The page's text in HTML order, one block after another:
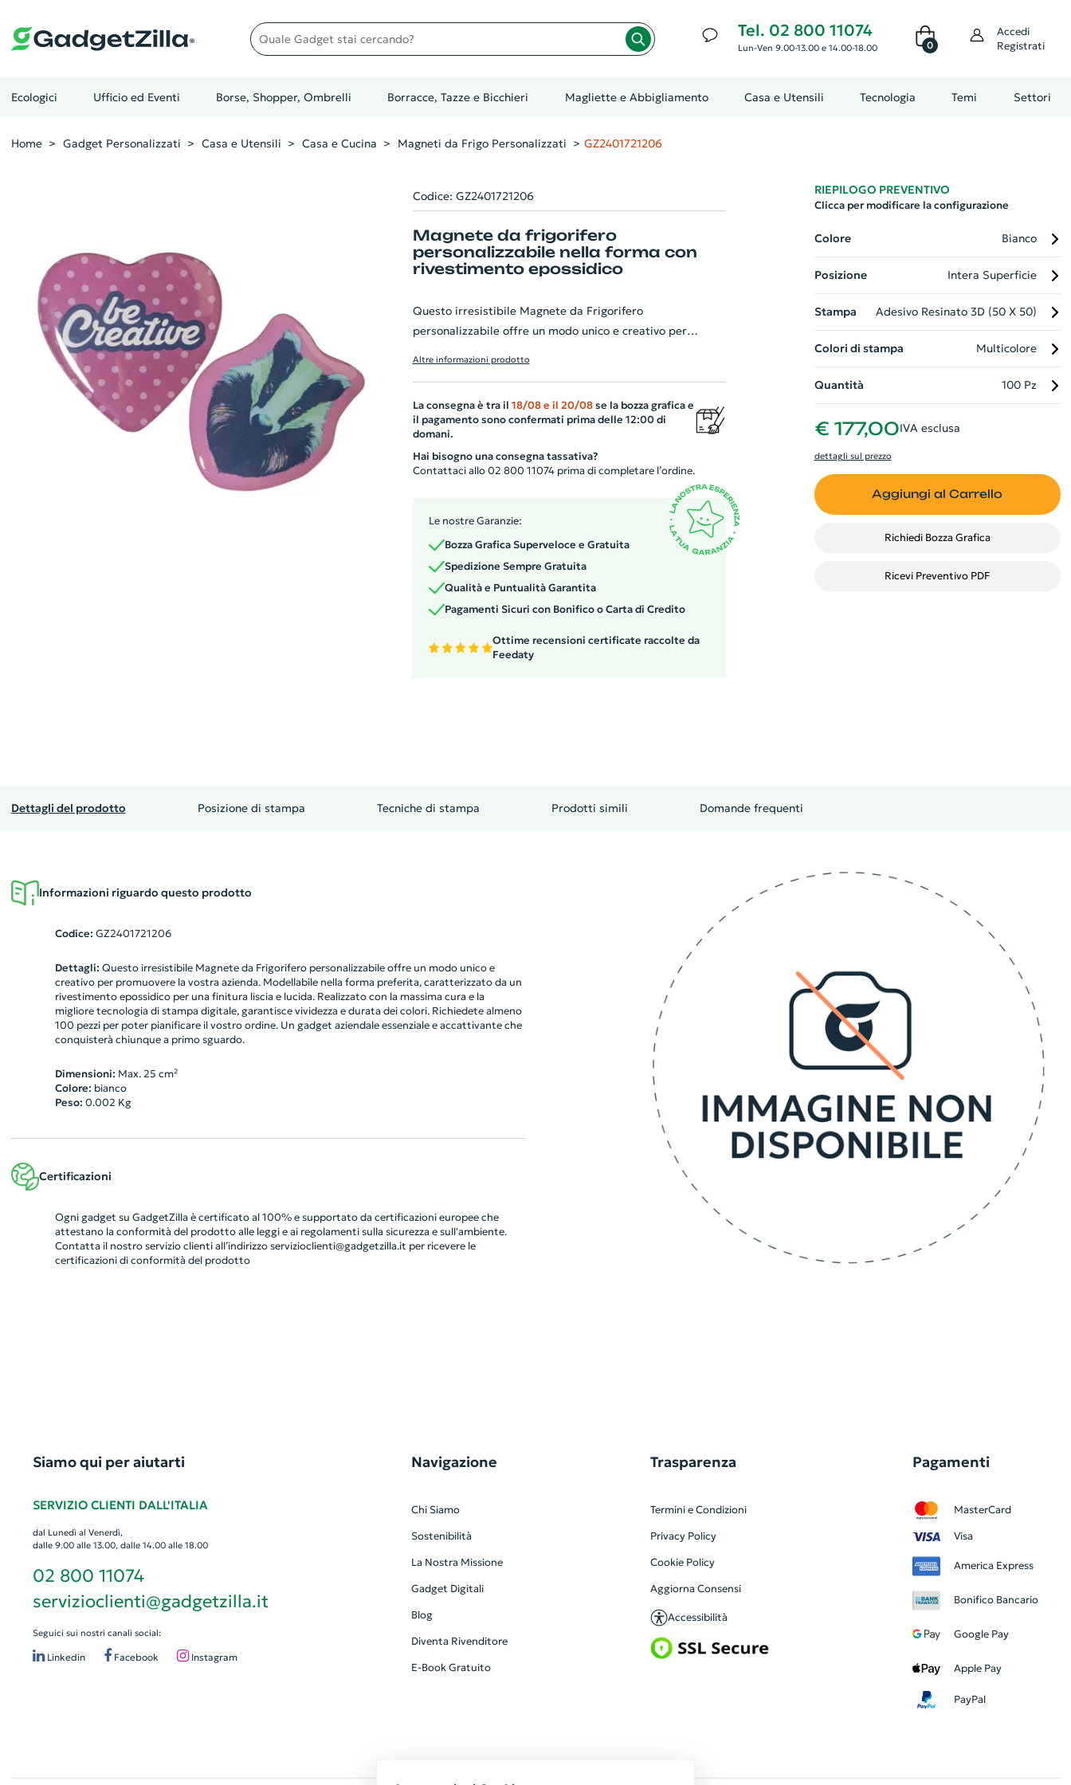
Quale gadget stai cercando? Tel. 02 800 11074
Lun-Ven 9.00-13.00 e 14.00-18.00 0
Accedi
Registrati
Ecologici Ufficio ed Eventi Borse, Shopper, Ombrelli Borracce, Tazze e Bicchieri Magliette e Abbigliamento Casa e Utensili Tecnologia Temi Settori
Home Gadget Personalizzati Casa e Utensili Casa e Cucina Magneti da Frigo Personalizzati GZ2401721206
Codice: GZ2401721206
Magnete da frigorifero
personalizzabile nella forma con
rivestimento epossidico
Questo irresistibile Magnete da Frigorifero
personalizzabile offre un modo unico e creativo per
cura e la migliore tecnologia di stampa digitale,
garantisce vividezza e durata dei colori. Richiedete
almeno 100 pezzi per poter pianificare il vostro ordine. Un
gadget aziendale essenziale e accattivante che
Altre informazioni prodotto
La consegna è tra il 18/08 e il 20/08se la bozza grafica e
il pagamento sono confermati prima delle 12:00 di
domani.
Hai bisogno una consegna tassativa?
Contattaci allo 02 800 11074 prima di completare l’ordine.
Le nostre Garanzie:
Bozza Grafica Superveloce e Gratuita
Spedizione Sempre Gratuita
Qualità e Puntualità Garantita
Pagamenti Sicuri con Bonifico o Carta di Credito
Ottime recensioni certificate raccolte da
Feedaty
RIEPILOGO PREVENTIVO
Clicca per modificare la configurazione
Colore Bianco
Posizione Intera Superficie
Stampa Adesivo Resinato 3D (50 X 50)
Colori di stampa Multicolore
Quantità 100 Pz
€ 177,00IVA esclusa
dettagli sul prezzo
Aggiungi al Carrello
Richiedi Bozza Grafica
Ricevi Preventivo PDF
Dettagli del prodotto Posizione di stampa Tecniche di stampa Prodotti simili Domande frequenti
Informazioni riguardo questo prodotto
Codice: GZ2401721206
Dettagli: Questo irresistibile Magnete da Frigorifero personalizzabile offre un modo unico e
creativo per promuovere la vostra azienda. Modellabile nella forma preferita, caratterizzato da un
rivestimento epossidico per una finitura liscia e lucida. Realizzato con la massima cura e la
migliore tecnologia di stampa digitale, garantisce vividezza e durata dei colori. Richiedete almeno
100 pezzi per poter pianificare il vostro ordine. Un gadget aziendale essenziale e accattivante che
conquisterà chiunque a primo sguardo.
Dimensioni: Max. 25 cm²
Colore: bianco
Peso: 0.002 Kg
Certificazioni
Ogni gadget su GadgetZilla è certificato al 100% e supportato da certificazioni europee che
attestano la conformità del prodotto alle leggi e ai regolamenti sulla sicurezza e sull'ambiente.
Contatta il nostro servizio clienti all’indirizzo servizioclienti@gadgetzilla.it per ricevere le
certificazioni di conformità del prodotto
Siamo qui per aiutarti
SERVIZIO CLIENTI DALL'ITALIA
dal Lunedì al Venerdì,
dalle 9.00 alle 13.00, dalle 14.00 alle 18.00
02 800 11074
servizioclienti@gadgetzilla.it
Seguici sui nostri canali social:
Linkedin Facebook Instagram
Navigazione
Chi Siamo
Sostenibilità
La Nostra Missione
Gadget Digitali
Blog
Diventa Rivenditore
E-Book Gratuito
Trasparenza
Termini e Condizioni
Privacy Policy
Cookie Policy
Aggiorna Consensi
Accessibilità
Pagamenti
MasterCard
Visa
America Express
Bonifico Bancario
Google Pay
Apple Pay
PayPal